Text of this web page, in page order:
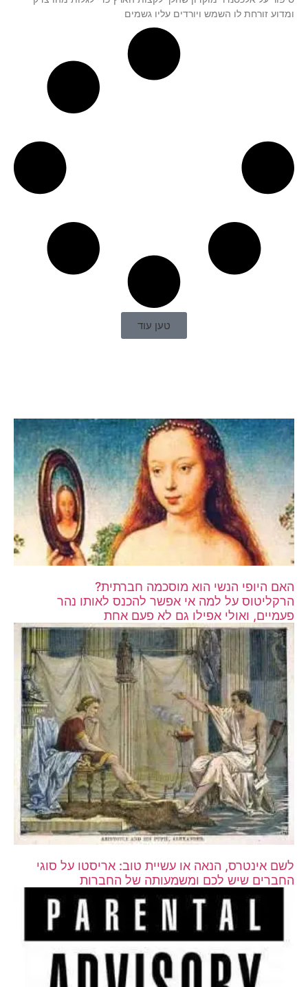
ומדוע זורחת לו השמש ויורדים עליו גשמים
טען עוד
האם היופי הנשי הוא מוסכמה חברתית?
הרקליטוס על למה אי אפשר להכנס לאותו נהר
פעמיים, ואולי אפילו גם לא פעם אחת
לשם אינטרס, הנאה או עשיית טוב: אריסטו על סוגי
החברים שיש לכם ומשמעותה של החברות